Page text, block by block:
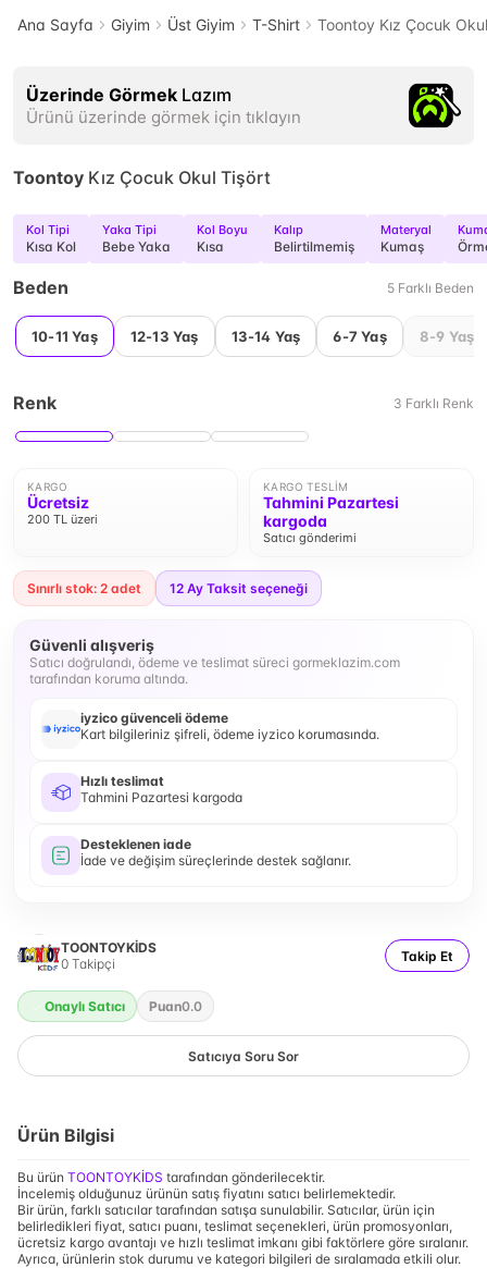
Ana Sayfa Giyim Üst Giyim T-Shirt Toontoy Kız Çocuk
Üzerinde Görmek Lazım
Ürünü üzerinde görmek için tıklayın
Toontoy Kız Çocuk Okul Tişört
Kol Tipi
Kısa Kol
Yaka Tipi
Bebe Yaka
Kol Boyu
Kısa
Kalıp
Belirtilmemiş
Materyal
Kumaş
Beden 5 Farklı Beden
10-11 Yaş 12-13 Yaş 13-14 Yaş 6-7 Yaş 8-9 Yaş
Renk 3 Farklı Renk
KARGO
Ücretsiz
200 TL üzeri
KARGO TESLIM
Tahmini Pazartesi
kargoda
Satıcı gönderimi
Sınırlı stok: 2 adet 12 Ay Taksit seçeneği
Güvenli alışveriş
Satıcı doğrulandı, ödeme ve teslimat süreci gormeklazim.com
tarafından koruma altında.
iyzico güvenceli ödeme
Kart bilgileriniz şifreli, ödeme iyzico korumasında.
Hızlı teslimat
Tahmini Pazartesi kargoda
Desteklenen iade
İade ve değişim süreçlerinde destek sağlanır.
TOONTOYKİDS
0 Takipçi Takip Et
Onaylı Satıcı Puan0.0
Satıcıya Soru Sor
Ürün Bilgisi
Bu ürün TOONTOYKİDS tarafından gönderilecektir.
İncelemiş olduğunuz ürünün satış fiyatını satıcı belirlemektedir.
Bir ürün, farklı satıcılar tarafından satışa sunulabilir. Satıcılar, ürün için
belirledikleri fiyat, satıcı puanı, teslimat seçenekleri, ürün promosyonları,
ücretsiz kargo avantajı ve hızlı teslimat imkanı gibi faktörlere göre sıralanır.
Ayrıca, ürünlerin stok durumu ve kategori bilgileri de sıralamada etkili olur.